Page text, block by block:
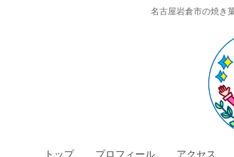
名古屋岩倉市の焼き
トップ プロフィール アクセス